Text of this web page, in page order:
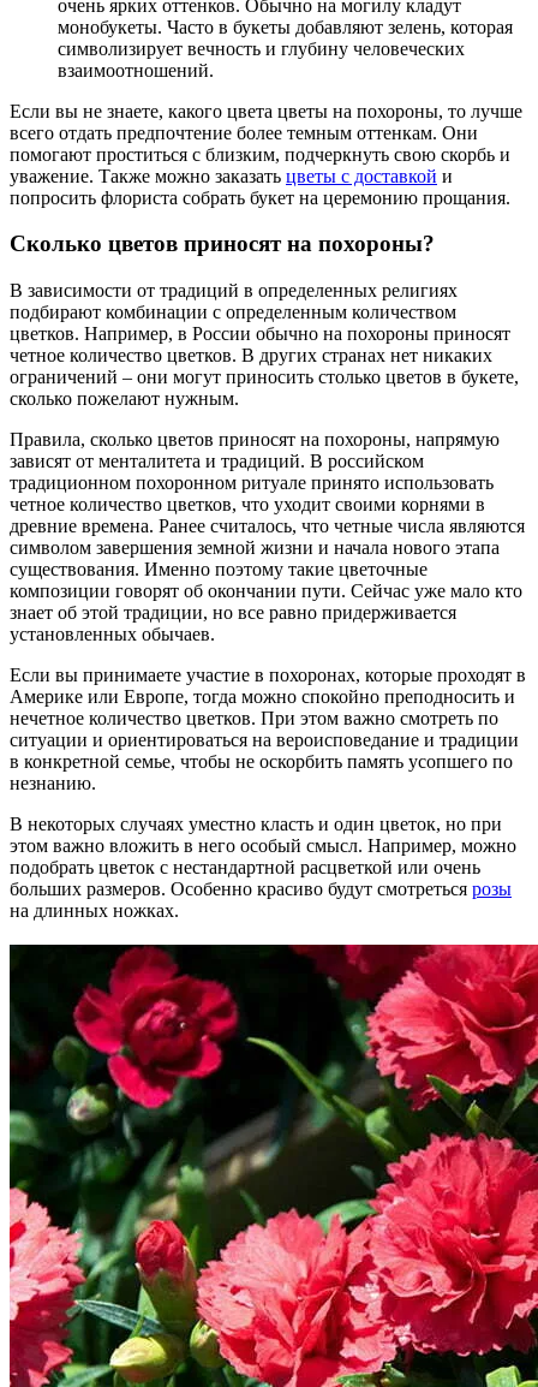
очень ярких оттенков. Обычно на могилу кладут
монобукеты. Часто в букеты добавляют зелень, которая
символизирует вечность и глубину человеческих
взаимоотношений.
Если вы не знаете, какого цвета цветы на похороны, то лучше
всего отдать предпочтение более темным оттенкам. Они
помогают проститься с близким, подчеркнуть свою скорбь и
уважение. Также можно заказать цветы с доставкой и
попросить флориста собрать букет на церемонию прощания.
Сколько цветов приносят на похороны?
В зависимости от традиций в определенных религиях
подбирают комбинации с определенным количеством
цветков. Например, в России обычно на похороны приносят
четное количество цветков. В других странах нет никаких
ограничений – они могут приносить столько цветов в букете,
сколько пожелают нужным.
Правила, сколько цветов приносят на похороны, напрямую
зависят от менталитета и традиций. В российском
традиционном похоронном ритуале принято использовать
четное количество цветков, что уходит своими корнями в
древние времена. Ранее считалось, что четные числа являются
символом завершения земной жизни и начала нового этапа
существования. Именно поэтому такие цветочные
композиции говорят об окончании пути. Сейчас уже мало кто
знает об этой традиции, но все равно придерживается
установленных обычаев.
Если вы принимаете участие в похоронах, которые проходят в
Америке или Европе, тогда можно спокойно преподносить и
нечетное количество цветков. При этом важно смотреть по
ситуации и ориентироваться на вероисповедание и традиции
в конкретной семье, чтобы не оскорбить память усопшего по
незнанию.
В некоторых случаях уместно класть и один цветок, но при
этом важно вложить в него особый смысл. Например, можно
подобрать цветок с нестандартной расцветкой или очень
больших размеров. Особенно красиво будут смотреться розы
на длинных ножках.